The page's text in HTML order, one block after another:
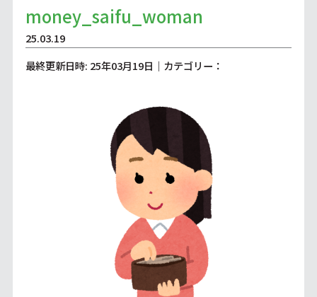
money_saifu_woman
25.03.19
最終更新日時: 25年03月19日｜カテゴリー：